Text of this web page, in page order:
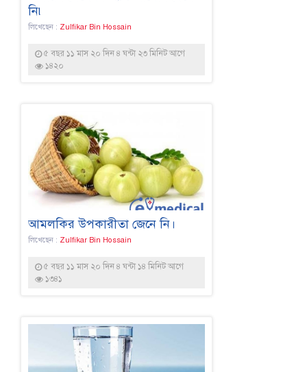
নি৷
লিখেছেন : Zulfikar Bin Hossain
৫ বছর ১১ মাস ২০ দিন ৪ ঘন্টা ২৩ মিনিট আগে
১৪২০
আমলকির উপকারীতা জেনে নি।
লিখেছেন : Zulfikar Bin Hossain
৫ বছর ১১ মাস ২০ দিন ৪ ঘন্টা ১৪ মিনিট আগে
১৩৪১